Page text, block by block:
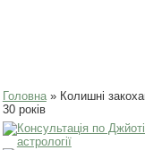
Ви є тут
Головна» Колишні
30 років